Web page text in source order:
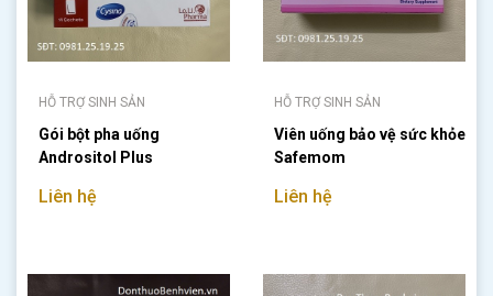
HỖ TRỢ SINH SẢN
Gói bột pha uống
Andrositol Plus
Liên hệ
HỖ TRỢ SINH SẢN
Viên uống bảo vệ sức khỏe
Safemom
Liên hệ